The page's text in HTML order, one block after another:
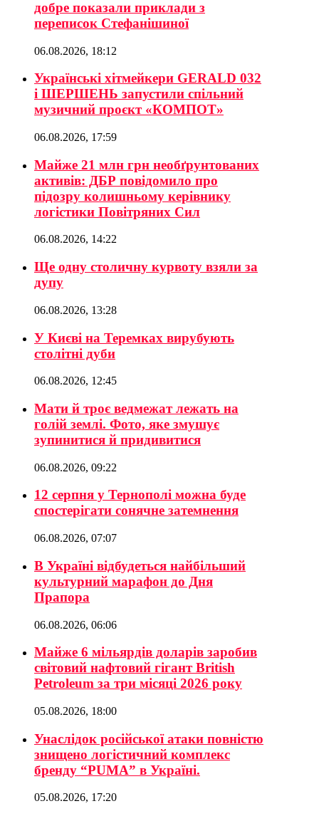
добре показали приклади з
переписок Стефанішиної
06.08.2026, 18:12
Українські хітмейкери GERALD 032
і ШЕРШЕНЬ запустили спільний
музичний проєкт «КОМПОТ»
06.08.2026, 17:59
Майже 21 млн грн необґрунтованих
активів: ДБР повідомило про
підозру колишньому керівнику
логістики Повітряних Сил
06.08.2026, 14:22
Ще одну столичну курвоту взяли за
дупу
06.08.2026, 13:28
У Києві на Теремках вирубують
столітні дуби
06.08.2026, 12:45
Мати й троє ведмежат лежать на
голій землі. Фото, яке змушує
зупинитися й придивитися
06.08.2026, 09:22
12 серпня у Тернополі можна буде
спостерігати сонячне затемнення
06.08.2026, 07:07
В Україні відбудеться найбільший
культурний марафон до Дня
Прапора
06.08.2026, 06:06
Майже 6 мільярдів доларів заробив
світовий нафтовий гігант British
Petroleum за три місяці 2026 року
05.08.2026, 18:00
Унаслідок російської атаки повністю
знищено логістичний комплекс
бренду “PUMA” в Україні.
05.08.2026, 17:20